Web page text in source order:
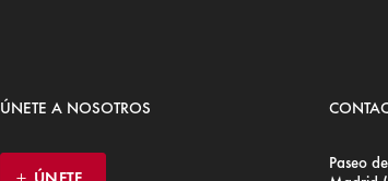
ÚNETE A NOSOTROS
Paseo